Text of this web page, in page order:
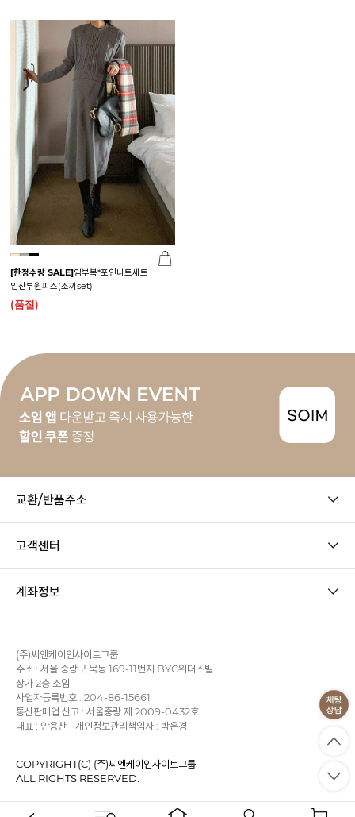
[한정수량 SALE]임부복*포인니트세트
임산부원피스(조끼set)
(품절)
교환/반품주소
고객센터
계좌정보
(주)씨엔케이인사이트그룹
주소 : 서울 중랑구 묵동 169-11번지 BYC위더스빌
상가 2층 소임
사업자등록번호 : 204-86-15661
통신판매업 신고 : 서울중랑 제 2009-0432호
대표 : 안용찬
개인정보관리책임자 : 박은경
COPYRIGHT(C) (주)씨엔케이인사이트그룹
ALL RIGHTS RESERVED.